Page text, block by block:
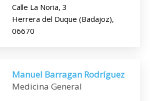
Calle La Noria, 3
Herrera del Duque (Badajoz),
06670
Manuel Barragan Rodríguez
Medicina General